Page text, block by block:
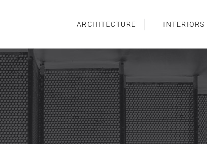
ARCHITECTURE INTERIORS